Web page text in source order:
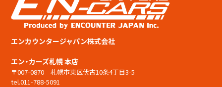
エンカウンタージャパン株式会社
エン・カーズ札幌 本店
〒007-0870 札幌市東区伏古10条4丁目3-5
tel.011-788-5091